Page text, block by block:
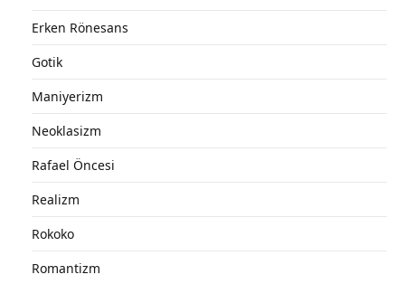
Erken Rönesans
Gotik
Maniyerizm
Neoklasizm
Rafael Öncesi
Realizm
Rokoko
Romantizm